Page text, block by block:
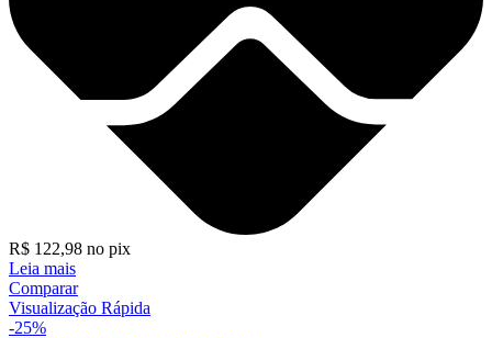
R$ 122,98 no pix
Leia mais
Comparar
Visualização Rápida
-25%